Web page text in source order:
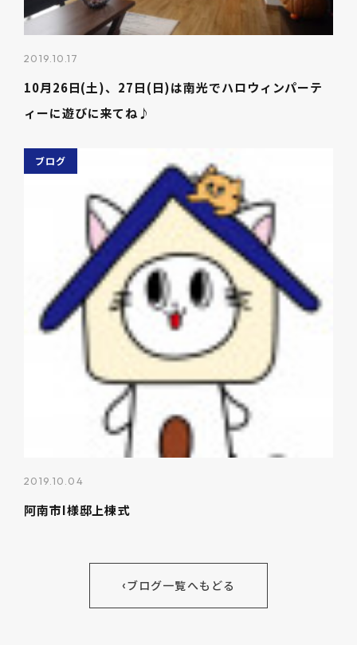
2019.10.17
10月26日(土)、27日(日)は南光でハロウィンパーテ
ィーに遊びに来てね♪
ブログ
2019.10.04
阿南市I様邸上棟式
‹ブログ一覧へもどる